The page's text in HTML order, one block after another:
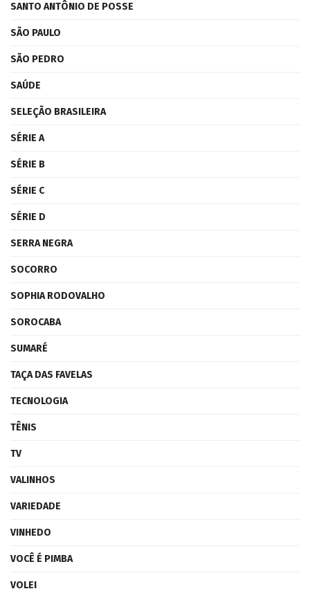
SANTO ANTÔNIO DE POSSE
SÃO PAULO
SÃO PEDRO
SAÚDE
SELEÇÃO BRASILEIRA
SÉRIE A
SÉRIE B
SÉRIE C
SÉRIE D
SERRA NEGRA
SOCORRO
SOPHIA RODOVALHO
SOROCABA
SUMARÉ
TAÇA DAS FAVELAS
TECNOLOGIA
TÊNIS
TV
VALINHOS
VARIEDADE
VINHEDO
VOCÊ É PIMBA
VOLEI